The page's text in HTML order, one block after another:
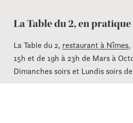
La Table du 2, en pratique
La Table du 2, restaurant à Nîmes,
15h et de 19h à 23h de Mars à
Dimanches soirs et Lundis soirs